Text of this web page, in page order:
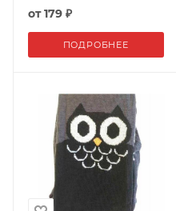
от179 ₽
ПОДРОБНЕЕ